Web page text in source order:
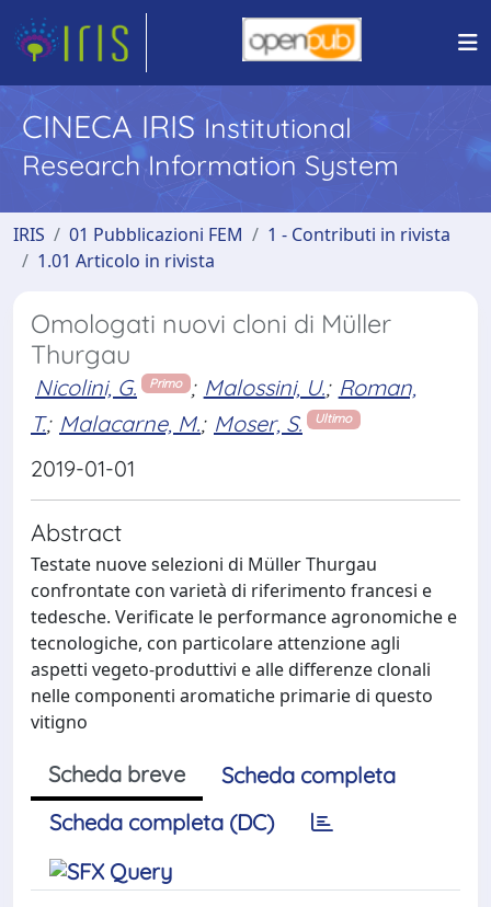
CINECA IRIS Institutional
Research Information System
IRIS 01 Pubblicazioni FEM
1 - Contributi in rivista
1.01 Articolo in rivista
Omologati nuovi cloni di Müller
Thurgau
Nicolini, G. Primo ; Malossini, U.; Roman,
T.; Malacarne, M.; Moser, S. Ultimo
2019-01-01
Abstract
Testate nuove selezioni di Müller Thurgau
confrontate con varietà di riferimento francesi e
tedesche. Verificate le performance agronomiche e
tecnologiche, con particolare attenzione agli
aspetti vegeto-produttivi e alle differenze clonali
nelle componenti aromatiche primarie di questo
vitigno
Scheda breve
Scheda completa
Scheda completa (DC)